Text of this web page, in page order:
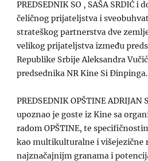
PREDSEDNIK SO , SAŠA SRDIĆ i
čeličnog prijateljstva i
strateškog partnerstva dve
velikog prijateljstva između
Republike Srbije Aleksandra
predsednika NR Kine Si Đinpinga.
PREDSEDNIK OPŠTINE ADRIJAN
upoznao je goste iz Kine sa
radom OPŠTINE, te
kao multikulturalne i višejezične
najznačajnijm granama i